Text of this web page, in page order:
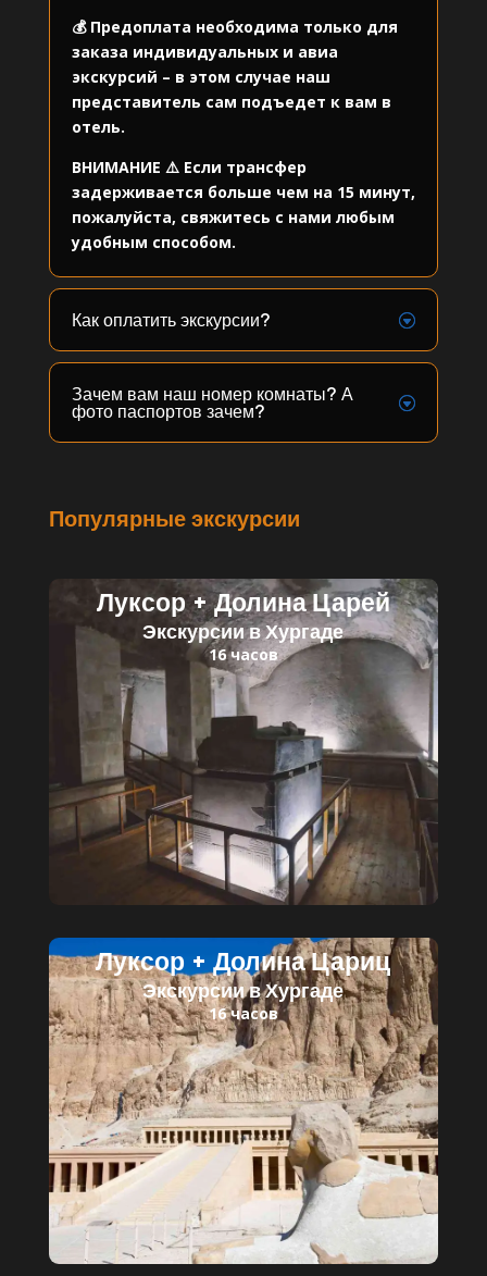
💰 Предоплата необходима только для
заказа индивидуальных и авиа
экскурсий – в этом случае наш
представитель сам подъедет к вам в
отель.
ВНИМАНИЕ ⚠️ Если трансфер
задерживается больше чем на 15 минут,
пожалуйста, свяжитесь с нами любым
удобным способом.
Как оплатить экскурсии?
Зачем вам наш номер комнаты? А
фото паспортов зачем?
Популярные экскурсии
Луксор + Долина Царей
Экскурсии в Хургаде
16 часов
Взрослый билет: 60 $
Детский билет: 35 $
Читать далее
Луксор + Долина Цариц
Экскурсии в Хургаде
16 часов
Взрослый билет: 45 $
Детский билет: 30 $
Читать далее